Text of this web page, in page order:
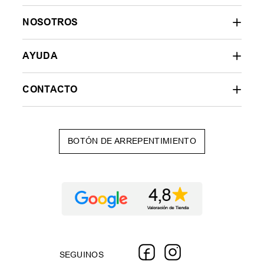
NOSOTROS
AYUDA
CONTACTO
BOTÓN DE ARREPENTIMIENTO
SEGUINOS